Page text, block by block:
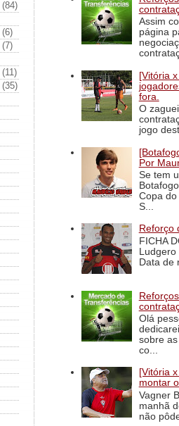
(84)
(6)
(7)
(11)
(35)
Assim
página
[Vitória
fora.
O
jogo
Por
Se tem
Copa
S...
Reforço
FICHA
Ludgero
Data de
Olá
sobre
co...
[Vitória
montar
Vagner
manhã
não